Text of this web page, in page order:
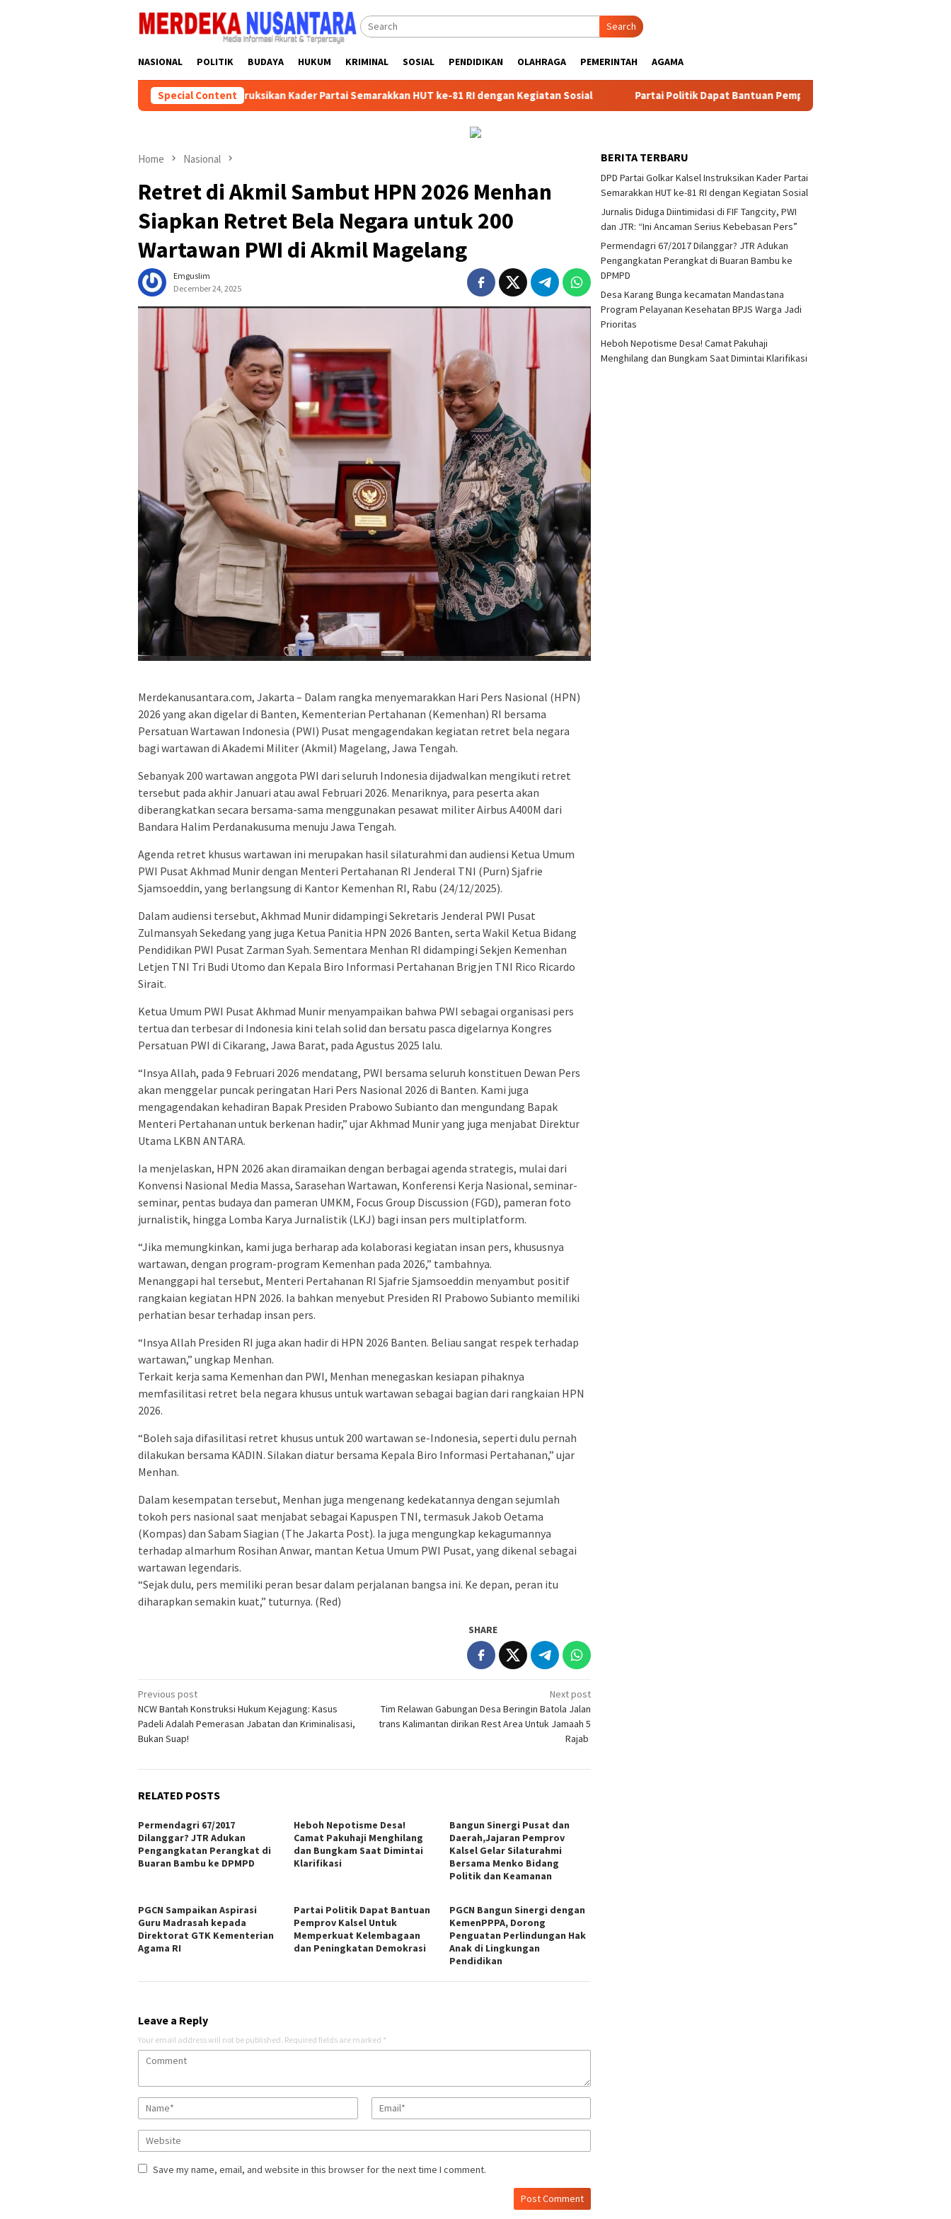
Search
NASIONAL POLITIK BUDAYA HUKUM KRIMINAL SOSIAL PENDIDIKAN OLAHRAGA PEMERINTAH AGAMA
Special Content
DPD Partai Golkar Kalsel Instruksikan Kader Partai Semarakkan HUT ke-81 RI dengan Kegiatan Sosial Partai Politik Dapat Bantuan Pemprov Kalsel Untuk Memperkuat Kelembagaan
Home Nasional
Retret di Akmil Sambut HPN 2026 Menhan
Siapkan Retret Bela Negara untuk 200
Wartawan PWI di Akmil Magelang
Emguslim
December 24, 2025
Merdekanusantara.com, Jakarta – Dalam rangka menyemarakkan Hari Pers Nasional (HPN)
2026 yang akan digelar di Banten, Kementerian Pertahanan (Kemenhan) RI bersama
Persatuan Wartawan Indonesia (PWI) Pusat mengagendakan kegiatan retret bela negara
bagi wartawan di Akademi Militer (Akmil) Magelang, Jawa Tengah.
Sebanyak 200 wartawan anggota PWI dari seluruh Indonesia dijadwalkan mengikuti retret
tersebut pada akhir Januari atau awal Februari 2026. Menariknya, para peserta akan
diberangkatkan secara bersama-sama menggunakan pesawat militer Airbus A400M dari
Bandara Halim Perdanakusuma menuju Jawa Tengah.
Agenda retret khusus wartawan ini merupakan hasil silaturahmi dan audiensi Ketua Umum
PWI Pusat Akhmad Munir dengan Menteri Pertahanan RI Jenderal TNI (Purn) Sjafrie
Sjamsoeddin, yang berlangsung di Kantor Kemenhan RI, Rabu (24/12/2025).
Dalam audiensi tersebut, Akhmad Munir didampingi Sekretaris Jenderal PWI Pusat
Zulmansyah Sekedang yang juga Ketua Panitia HPN 2026 Banten, serta Wakil Ketua Bidang
Pendidikan PWI Pusat Zarman Syah. Sementara Menhan RI didampingi Sekjen Kemenhan
Letjen TNI Tri Budi Utomo dan Kepala Biro Informasi Pertahanan Brigjen TNI Rico Ricardo
Sirait.
Ketua Umum PWI Pusat Akhmad Munir menyampaikan bahwa PWI sebagai organisasi pers
tertua dan terbesar di Indonesia kini telah solid dan bersatu pasca digelarnya Kongres
Persatuan PWI di Cikarang, Jawa Barat, pada Agustus 2025 lalu.
“Insya Allah, pada 9 Februari 2026 mendatang, PWI bersama seluruh konstituen Dewan Pers
akan menggelar puncak peringatan Hari Pers Nasional 2026 di Banten. Kami juga
mengagendakan kehadiran Bapak Presiden Prabowo Subianto dan mengundang Bapak
Menteri Pertahanan untuk berkenan hadir,” ujar Akhmad Munir yang juga menjabat Direktur
Utama LKBN ANTARA.
Ia menjelaskan, HPN 2026 akan diramaikan dengan berbagai agenda strategis, mulai dari
Konvensi Nasional Media Massa, Sarasehan Wartawan, Konferensi Kerja Nasional, seminar-
seminar, pentas budaya dan pameran UMKM, Focus Group Discussion (FGD), pameran foto
jurnalistik, hingga Lomba Karya Jurnalistik (LKJ) bagi insan pers multiplatform.
“Jika memungkinkan, kami juga berharap ada kolaborasi kegiatan insan pers, khususnya
wartawan, dengan program-program Kemenhan pada 2026,” tambahnya.
Menanggapi hal tersebut, Menteri Pertahanan RI Sjafrie Sjamsoeddin menyambut positif
rangkaian kegiatan HPN 2026. Ia bahkan menyebut Presiden RI Prabowo Subianto memiliki
perhatian besar terhadap insan pers.
“Insya Allah Presiden RI juga akan hadir di HPN 2026 Banten. Beliau sangat respek terhadap
wartawan,” ungkap Menhan.
Terkait kerja sama Kemenhan dan PWI, Menhan menegaskan kesiapan pihaknya
memfasilitasi retret bela negara khusus untuk wartawan sebagai bagian dari rangkaian HPN
2026.
“Boleh saja difasilitasi retret khusus untuk 200 wartawan se-Indonesia, seperti dulu pernah
dilakukan bersama KADIN. Silakan diatur bersama Kepala Biro Informasi Pertahanan,” ujar
Menhan.
Dalam kesempatan tersebut, Menhan juga mengenang kedekatannya dengan sejumlah
tokoh pers nasional saat menjabat sebagai Kapuspen TNI, termasuk Jakob Oetama
(Kompas) dan Sabam Siagian (The Jakarta Post). Ia juga mengungkap kekagumannya
terhadap almarhum Rosihan Anwar, mantan Ketua Umum PWI Pusat, yang dikenal sebagai
wartawan legendaris.
“Sejak dulu, pers memiliki peran besar dalam perjalanan bangsa ini. Ke depan, peran itu
diharapkan semakin kuat,” tuturnya. (Red)
SHARE
Post
navigation
Previous post
NCW Bantah Konstruksi Hukum Kejagung: Kasus
Padeli Adalah Pemerasan Jabatan dan Kriminalisasi,
Bukan Suap!
Next post
Tim Relawan Gabungan Desa Beringin Batola Jalan
trans Kalimantan dirikan Rest Area Untuk Jamaah 5
Rajab
RELATED POSTS
Permendagri 67/2017
Dilanggar? JTR Adukan
Pengangkatan Perangkat di
Buaran Bambu ke DPMPD
Heboh Nepotisme Desa!
Camat Pakuhaji Menghilang
dan Bungkam Saat Dimintai
Klarifikasi
Bangun Sinergi Pusat dan
Daerah,Jajaran Pemprov
Kalsel Gelar Silaturahmi
Bersama Menko Bidang
Politik dan Keamanan
PGCN Sampaikan Aspirasi
Guru Madrasah kepada
Direktorat GTK Kementerian
Agama RI
Partai Politik Dapat Bantuan
Pemprov Kalsel Untuk
Memperkuat Kelembagaan
dan Peningkatan Demokrasi
PGCN Bangun Sinergi dengan
KemenPPPA, Dorong
Penguatan Perlindungan Hak
Anak di Lingkungan
Pendidikan
Leave a Reply
Your email address will not be published. Required fields are marked *
Save my name, email, and website in this browser for the next time I comment.
BERITA TERBARU
DPD Partai Golkar Kalsel Instruksikan Kader Partai
Semarakkan HUT ke-81 RI dengan Kegiatan Sosial
Jurnalis Diduga Diintimidasi di FIF Tangcity, PWI
dan JTR: “Ini Ancaman Serius Kebebasan Pers”
Permendagri 67/2017 Dilanggar? JTR Adukan
Pengangkatan Perangkat di Buaran Bambu ke
DPMPD
Desa Karang Bunga kecamatan Mandastana
Program Pelayanan Kesehatan BPJS Warga Jadi
Prioritas
Heboh Nepotisme Desa! Camat Pakuhaji
Menghilang dan Bungkam Saat Dimintai Klarifikasi